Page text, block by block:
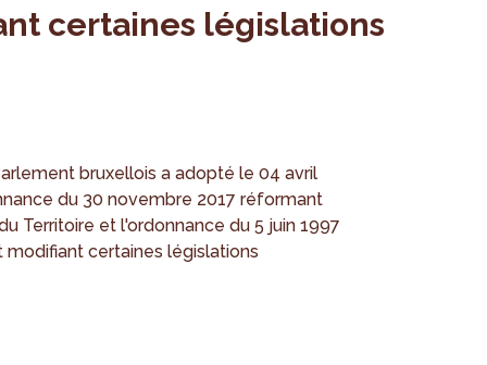
certaines législations
bruxellois a adopté le 04 avril
du 30 novembre 2017 réformant
Territoire et l'ordonnance du 5 juin 1997
certaines législations